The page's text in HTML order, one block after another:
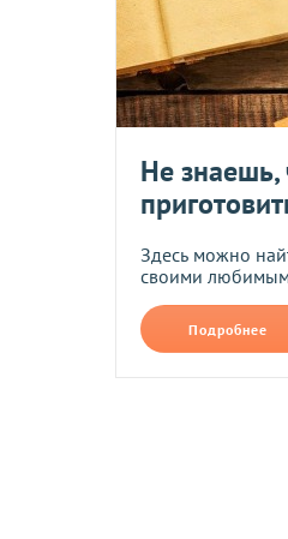
• На карту ПриватБанка по
• Наложенным платежом при
• Наличными или через
• При помощи системы
Возврат и обмен
Компания осуществляет
Не знаешь,
Здесь можно
своими
Подробнее